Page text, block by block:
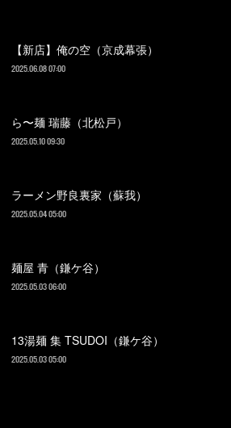
【新店】俺の空（京成幕張）
2025.06.08 07:00
ら〜麺 瑞藤（北松戸）
2025.05.10 09:30
ラーメン野良裏家（蘇我）
2025.05.04 05:00
麺屋 青（鎌ケ谷）
2025.05.03 06:00
13湯麺 集 TSUDOI（鎌ケ谷）
2025.05.03 05:00